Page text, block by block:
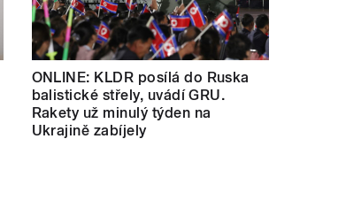
ONLINE: KLDR posílá do Ruska
balistické střely, uvádí GRU.
Rakety už minulý týden na
Ukrajině zabíjely